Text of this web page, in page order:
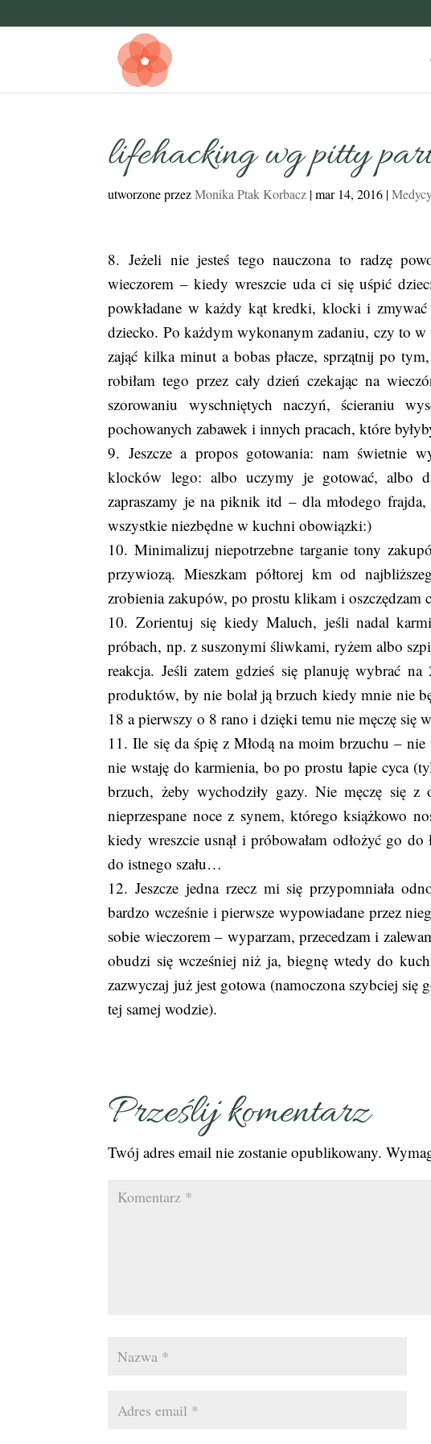
lifehacking wg pitty
utworzone przezMonika Ptak Korbacz |mar 14, 2016 |
8. Jeżeli nie jesteś tego nauczona to radzę
wieczorem – kiedy wreszcie uda ci się uśpić
powkładane w każdy kąt kredki, klocki i
dziecko. Po każdym wykonanym zadaniu, czy to
zająć kilka minut a bobas płacze, sprzątnij po
robiłam tego przez cały dzień czekając na
szorowaniu wyschniętych naczyń, ścieraniu
pochowanych zabawek i innych pracach, które
9. Jeszcze a propos gotowania: nam świetnie
klocków lego: albo uczymy je gotować, albo
zapraszamy je na piknik itd – dla młodego
wszystkie niezbędne w kuchni obowiązki:)
10. Minimalizuj niepotrzebne targanie tony
przywiozą. Mieszkam półtorej km od
zrobienia zakupów, po prostu klikam i oszczędzam
10. Zorientuj się kiedy Maluch, jeśli nadal
próbach, np. z suszonymi śliwkami, ryżem albo
reakcja. Jeśli zatem gdzieś się planuję wybrać
produktów, by nie bolał ją brzuch kiedy mnie nie
18 a pierwszy o 8 rano i dzięki temu nie męczę się
11. Ile się da śpię z Młodą na moim brzuchu –
nie wstaję do karmienia, bo po prostu łapie cyca
brzuch, żeby wychodziły gazy. Nie męczę się z
nieprzespane noce z synem, którego książkowo
kiedy wreszcie usnął i próbowałam odłożyć go do
do istnego szału…
12. Jeszcze jedna rzecz mi się przypomniała
bardzo wcześnie i pierwsze wypowiadane przez
sobie wieczorem – wyparzam, przecedzam i
obudzi się wcześniej niż ja, biegnę wtedy do
zazwyczaj już jest gotowa (namoczona szybciej się
tej samej wodzie).
Prześlij komentarz
Twój adres email nie zostanie opublikowany.